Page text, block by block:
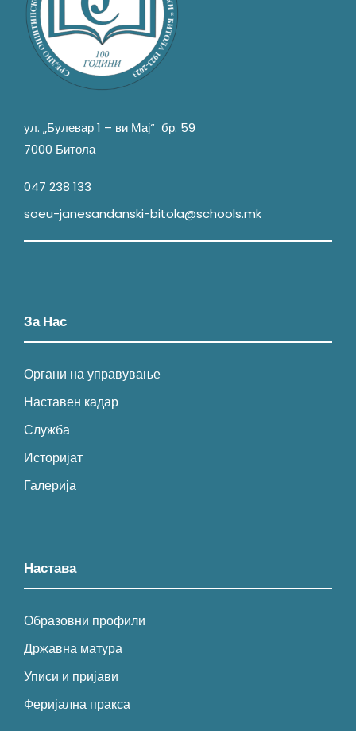
ул. „Булевар 1 – ви Мај“ бр. 59
7000 Битола
047 238 133
soeu-janesandanski-bitola@schools.mk
За Нас
Органи на управување
Наставен кадар
Служба
Историјат
Галерија
Настава
Образовни профили
Државна матура
Уписи и пријави
Феријална пракса